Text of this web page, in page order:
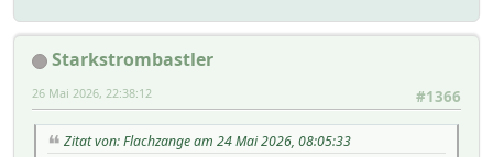
Starkstrombastler
#1366
26 Mai 2026, 22:38:12
Zitat von: Flachzange am 24 Mai 2026, 08:05:33